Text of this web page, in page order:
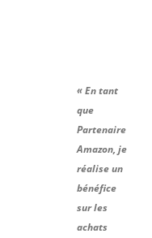
« En tant
que
Partenaire
Amazon, je
réalise un
bénéfice
sur les
achats